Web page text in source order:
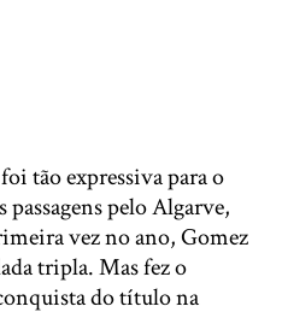
tão expressiva para o
pelo Algarve,
vez no ano, Gomez
tripla. Mas fez o
do título na